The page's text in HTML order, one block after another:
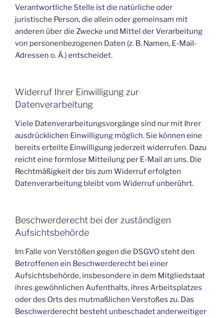
Verantwortliche Stelle ist die natürliche oder
juristische Person, die allein oder gemeinsam mit
anderen über die Zwecke und Mittel der Verarbeitung
von personenbezogenen Daten (z. B. Namen, E-Mail-
Adressen o. Ä.) entscheidet.
Widerruf Ihrer Einwilligung zur
Datenverarbeitung
Viele Datenverarbeitungsvorgänge sind nur mit Ihrer
ausdrücklichen Einwilligung möglich. Sie können eine
bereits erteilte Einwilligung jederzeit widerrufen. Dazu
reicht eine formlose Mitteilung per E-Mail an uns. Die
Rechtmäßigkeit der bis zum Widerruf erfolgten
Datenverarbeitung bleibt vom Widerruf unberührt.
Beschwerderecht bei der zuständigen
Aufsichtsbehörde
Im Falle von Verstößen gegen die DSGVO steht den
Betroffenen ein Beschwerderecht bei einer
Aufsichtsbehörde, insbesondere in dem Mitgliedstaat
ihres gewöhnlichen Aufenthalts, ihres Arbeitsplatzes
oder des Orts des mutmaßlichen Verstoßes zu. Das
Beschwerderecht besteht unbeschadet anderweitiger